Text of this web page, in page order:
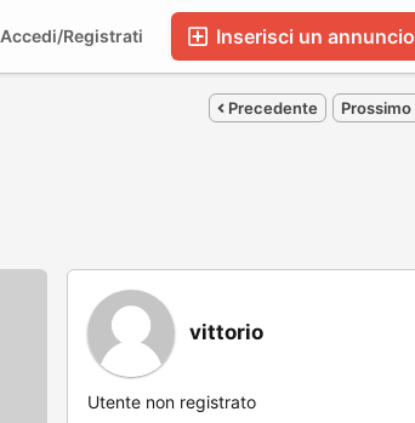
Inserisci un annuncio
Accedi/Registrati
Precedente Prossimo
vittorio
Utente non registrato